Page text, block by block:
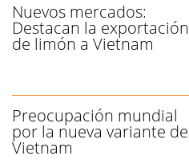
Nuevos mercados:
Destacan la exportación
de limón a Vietnam
Preocupación mundial
por la nueva variante de
Vietnam